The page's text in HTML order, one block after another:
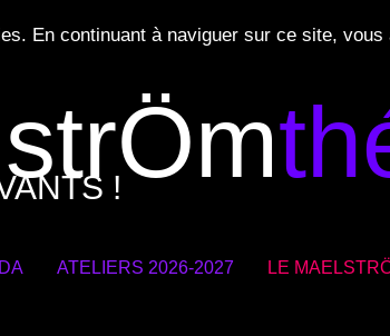
En continuant à naviguer sur ce site,
!
ATELIERS 2026-2027 LE